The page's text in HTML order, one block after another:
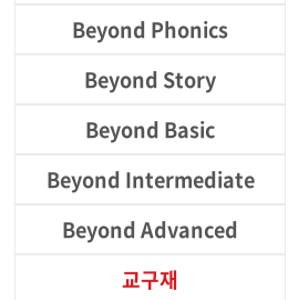
Beyond Phonics
Beyond Story
Beyond Basic
Beyond Intermediate
Beyond Advanced
교구재